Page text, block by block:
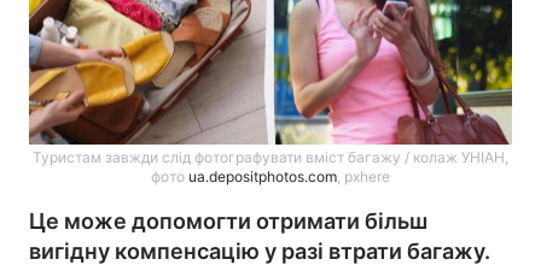
Туристам завжди слід фотографувати вміст багажу / колаж УНІАН,
фото ua.depositphotos.com, pxhere
Це може допомогти отримати більш
вигідну компенсацію у разі втрати багажу.